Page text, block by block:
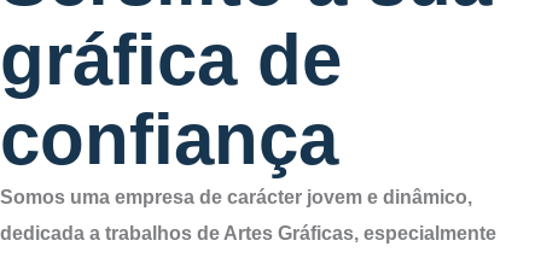
gráfica de
confiança
Somos uma empresa de carácter jovem e dinâmico,
dedicada a trabalhos de Artes Gráficas, especialmente